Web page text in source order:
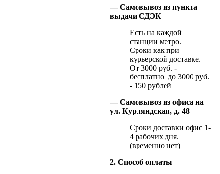
— Самовывоз из пункта
выдачи СДЭК
Есть на каждой
станции метро.
Сроки как при
курьерской доставке.
От 3000 руб. -
бесплатно, до 3000 руб.
- 150 рублей
— Самовывоз из офиса на
ул. Курляндская, д. 48
Сроки доставки офис 1-
4 рабочих дня.
(временно нет)
2. Способ оплаты